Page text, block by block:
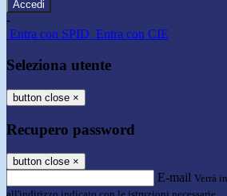
-
Entra con SPID Entra con CIE
Seleziona utente
button close ×
Recupero password
button close ×
E-mail Verrà